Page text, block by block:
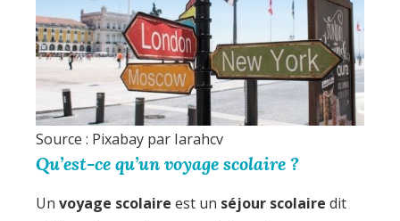
Source : Pixabay par Iarahcv
Qu’est-ce qu’un voyage scolaire ?
Un voyage scolaire est un séjour scolaire dit